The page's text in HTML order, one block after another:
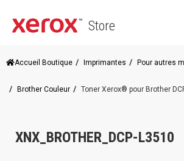
Store
Accueil Boutique Imprimantes Pour autres
Brother Couleur Toner Xerox® pour Brother
XNX_BROTHER_DCP-L3510